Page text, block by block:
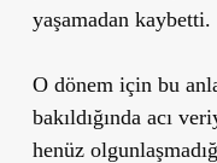
yaşamadan kaybetti.
O dönem için bu
bakıldığında acı
henüz